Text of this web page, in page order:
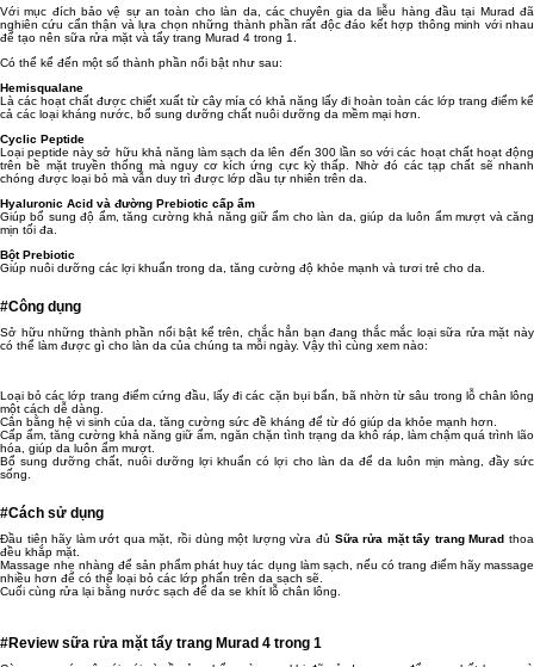
Với mục đích bảo vệ sự an toàn cho làn da, các chuyên gia da liễu hàng đầu tại Murad đã
nghiên cứu cẩn thận và lựa chọn những thành phần rất độc đáo kết hợp thông minh với nhau
để tạo nên sữa rửa mặt và tẩy trang Murad 4 trong 1.
Có thể kể đến một số thành phần nổi bật như sau:
Hemisqualane
Là các hoạt chất được chiết xuất từ cây mía có khả năng lấy đi hoàn toàn các lớp trang điểm kể
cả các loại kháng nước, bổ sung dưỡng chất nuôi dưỡng da mềm mại hơn.
Cyclic Peptide
Loại peptide này sở hữu khả năng làm sạch da lên đến 300 lần so với các hoạt chất hoạt động
trên bề mặt truyền thống mà nguy cơ kích ứng cực kỳ thấp. Nhờ đó các tạp chất sẽ nhanh
chóng được loại bỏ mà vẫn duy trì được lớp dầu tự nhiên trên da.
Hyaluronic Acid và đường Prebiotic cấp ẩm
Giúp bổ sung độ ẩm, tăng cường khả năng giữ ẩm cho làn da, giúp da luôn ẩm mượt và căng
mịn tối đa.
Bột Prebiotic
Giúp nuôi dưỡng các lợi khuẩn trong da, tăng cường độ khỏe mạnh và tươi trẻ cho da.
#Công dụng
Sở hữu những thành phần nổi bật kể trên, chắc hẳn bạn đang thắc mắc loại sữa rửa mặt này
có thể làm được gì cho làn da của chúng ta mỗi ngày. Vậy thì cùng xem nào:
Loại bỏ các lớp trang điểm cứng đầu, lấy đi các cặn bụi bẩn, bã nhờn từ sâu trong lỗ chân lông
một cách dễ dàng.
Cân bằng hệ vi sinh của da, tăng cường sức đề kháng để từ đó giúp da khỏe mạnh hơn.
Cấp ẩm, tăng cường khả năng giữ ẩm, ngăn chặn tình trạng da khô ráp, làm chậm quá trình lão
hóa, giúp da luôn ẩm mượt.
Bổ sung dưỡng chất, nuôi dưỡng lợi khuẩn có lợi cho làn da để da luôn mịn màng, đầy sức
sống.
#Cách sử dụng
Đầu tiên hãy làm ướt qua mặt, rồi dùng một lượng vừa đủ Sữa rửa mặt tẩy trang Murad thoa
đều khắp mặt.
Massage nhẹ nhàng để sản phẩm phát huy tác dụng làm sạch, nếu có trang điểm hãy massage
nhiều hơn để có thể loại bỏ các lớp phấn trên da sạch sẽ.
Cuối cùng rửa lại bằng nước sạch để da se khít lỗ chân lông.
#Review sữa rửa mặt tẩy trang Murad 4 trong 1